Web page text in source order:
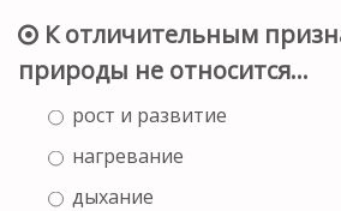
К отличительным
природы не относится…
рост и развитие
нагревание
дыхание